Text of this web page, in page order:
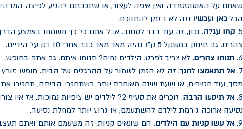
שאתם על האוטוסטרדה ואין איפה לעצור, או שתכננתם להגיע לפיצה
הכל כאן ועכשיו וזה לא הזמן להתווכח.
5. קחו עגלה. נכון, זה עוד דבר לסחוב. אבל אתם כל כך תשמחו באמצע
צהרים. גם תינוק במשקל 5 ק"ג נהיה מאד מאד כבר אחרי 10 דק על הידיים.
6. תנוחו צהרים. לא צריך לפרט. הילדים נחים? תנוחו איתם. גם אתם בחופש.
7. אל תתאמצו לחנך: זה לא הזמן לשמור על ההרגלים של הבית. חופש פורץ
מסך, עוד חטיפים, או שעת שינה מאוחרת יותר. כשתחזרו הביתה, תחזירו
8. אל תיסעו הרבה
. זוכרים את סעיף 2? לילדים יש ציפיות נמוכות.
נסיעה ארוכה גורמת לילדם להשתעמם, או גרוע יותר למחלת נסיעה.
9. אל עשו קניות עם הילדים. הם שונאים קניות. זה משעמם אותם ואתם